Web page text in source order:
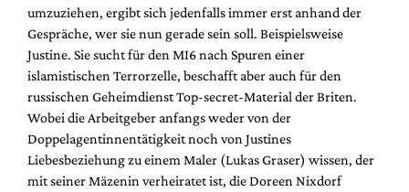
umzuziehen, ergibt sich jedenfalls immer erst anhand der
Gespräche, wer sie nun gerade sein soll. Beispielsweise
Justine. Sie sucht für den MI6 nach Spuren einer
islamistischen Terrorzelle, beschafft aber auch für den
russischen Geheimdienst Top-secret-Material der Briten.
Wobei die Arbeitgeber anfangs weder von der
Doppelagentinnentätigkeit noch von Justines
Liebesbeziehung zu einem Maler (Lukas Graser) wissen, der
mit seiner Mäzenin verheiratet ist, die Doreen Nixdorf